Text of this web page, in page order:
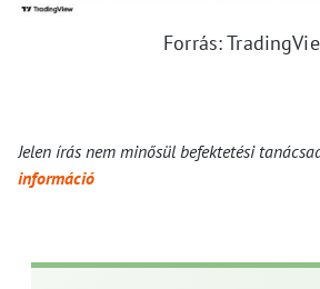
Forrás:
Jelen írás nem minősül befektetési
információ